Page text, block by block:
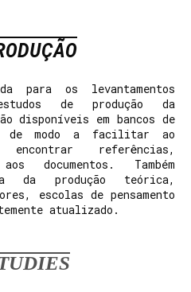
para os levantamentos
de produção da
disponíveis em bancos de
de modo a facilitar ao
referências,
documentos. Também
da produção teórica,
escolas de pensamento
atualizado.